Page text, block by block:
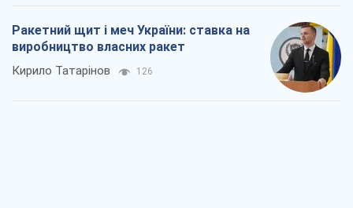
Ракетний щит і меч України: ставка на
виробництво власних ракет
Кирило Татарінов 126